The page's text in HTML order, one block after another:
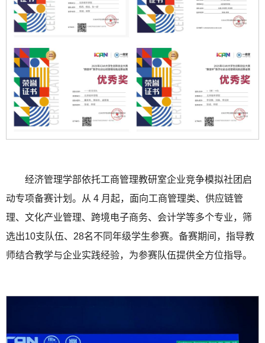
经济管理学部依托工商管理教研室企业竞争模拟社团启
动专项备赛计划。从 4 月起，面向工商管理类、供应链管
理、文化产业管理、跨境电子商务、会计学等多个专业，筛
选出10支队伍、28名不同年级学生参赛。备赛期间，指导教
师结合教学与企业实践经验，为参赛队伍提供全方位指导。